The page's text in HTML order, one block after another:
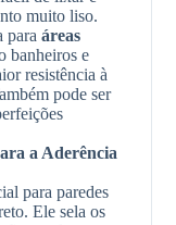
muito liso.
paraáreas
banheiros e
resistência à
pode ser
a Aderência
para paredes
Ele sela os